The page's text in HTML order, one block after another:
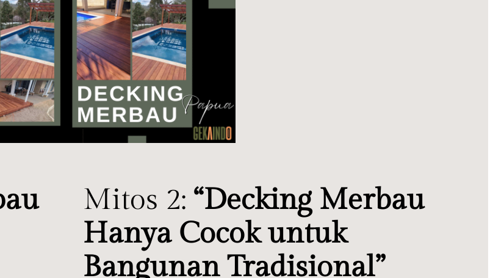
Mitos 2: “Decking Merbau
Hanya Cocok untuk
Bangunan Tradisional”